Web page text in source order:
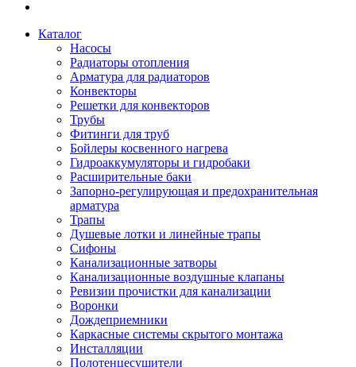
Каталог
Насосы
Радиаторы отопления
Арматура для радиаторов
Конвекторы
Решетки для конвекторов
Трубы
Фитинги для труб
Бойлеры косвенного нагрева
Гидроаккумуляторы и гидробаки
Расширительные баки
Запорно-регулирующая и предохранительная
арматура
Трапы
Душевые лотки и линейные трапы
Сифоны
Канализационные затворы
Канализационные воздушные клапаны
Ревизии прочистки для канализации
Воронки
Дождеприемники
Каркасные системы скрытого монтажа
Инсталляции
Полотенцесушители